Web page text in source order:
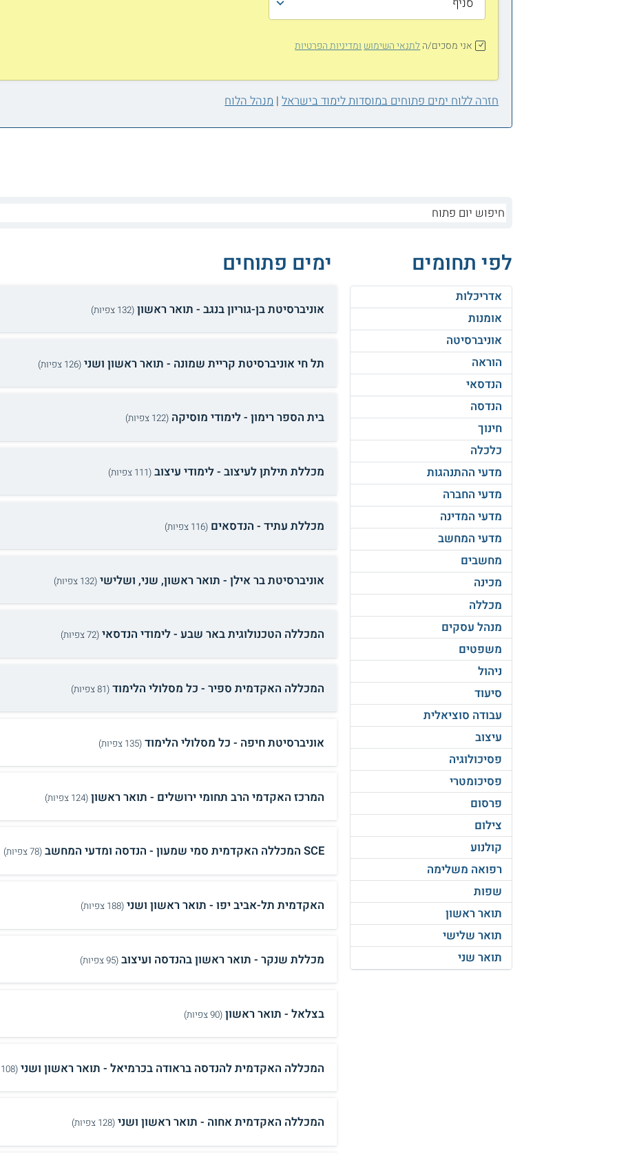
אני מסכים/הלתנאי השימוש ומדיניות הפרטיות
חזרה ללוח ימים פתוחים במוסדות לימוד בישראל|מנהל הלוח
לפי תחומים
אדריכלות
אומנות
אוניברסיטה
הוראה
הנדסאי
הנדסה
חינוך
כלכלה
מדעי ההתנהגות
מדעי החברה
מדעי המדינה
מדעי המחשב
מחשבים
מכינה
מכללה
מנהל עסקים
משפטים
ניהול
סיעוד
עבודה סוציאלית
עיצוב
פסיכולוגיה
פסיכומטרי
פרסום
צילום
קולנוע
רפואה משלימה
שפות
תואר ראשון
תואר שלישי
תואר שני
ימים פתוחים
אוניברסיטת בן-גוריון בנגב - תואר ראשון(132 צפיות)
תל חי אוניברסיטת קריית שמונה - תואר ראשון ושני(126 צפיות)
בית הספר רימון - לימודי מוסיקה(122 צפיות)
מכללת תילתן לעיצוב - לימודי עיצוב(111 צפיות)
מכללת עתיד - הנדסאים(116 צפיות)
אוניברסיטת בר אילן - תואר ראשון, שני, ושלישי(132 צפיות)
המכללה הטכנולוגית באר שבע - לימודי הנדסאי(72 צפיות)
המכללה האקדמית ספיר - כל מסלולי הלימוד(81 צפיות)
אוניברסיטת חיפה - כל מסלולי הלימוד(135 צפיות)
המרכז האקדמי הרב תחומי ירושלים - תואר ראשון(124 צפיות)
SCE המכללה האקדמית סמי שמעון - הנדסה ומדעי המחשב (78 צפיות)
האקדמית תל-אביב יפו - תואר ראשון ושני(188 צפיות)
מכללת שנקר - תואר ראשון בהנדסה ועיצוב(95 צפיות)
בצלאל - תואר ראשון(90 צפיות)
המכללה האקדמית להנדסה בראודה בכרמיאל - תואר ראשון ושני(108 צפיות)
המכללה האקדמית אחוה - תואר ראשון ושני(128 צפיות)